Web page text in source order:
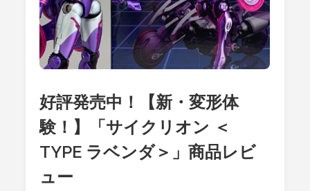
好評発売中！【新・変形体
験！】「サイクリオン ＜
TYPE ラベンダ＞」商品レビ
ュー